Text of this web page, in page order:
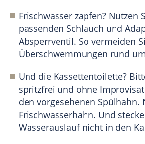
Frischwasser zapfen? Nutzen
passenden Schlauch und
Absperrventil. So vermeiden
Überschwemmungen rund
Und die Kassettentoilette?
spritzfrei und ohne
den vorgesehenen Spülhahn.
Frischwasserhahn. Und
Wasserauslauf nicht in den